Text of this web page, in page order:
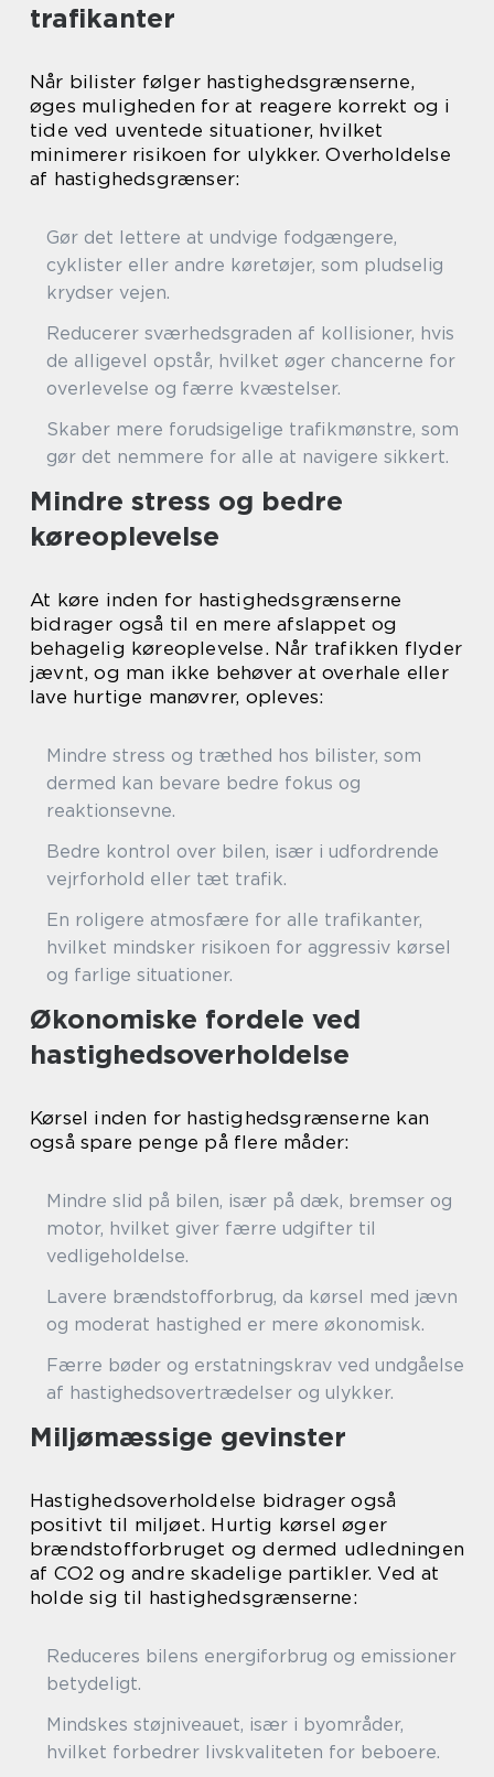
trafikanter
Når bilister følger hastighedsgrænserne,
øges muligheden for at reagere korrekt og i
tide ved uventede situationer, hvilket
minimerer risikoen for ulykker. Overholdelse
af hastighedsgrænser:
Gør det lettere at undvige fodgængere,
cyklister eller andre køretøjer, som pludselig
krydser vejen.
Reducerer sværhedsgraden af kollisioner, hvis
de alligevel opstår, hvilket øger chancerne for
overlevelse og færre kvæstelser.
Skaber mere forudsigelige trafikmønstre, som
gør det nemmere for alle at navigere sikkert.
Mindre stress og bedre
køreoplevelse
At køre inden for hastighedsgrænserne
bidrager også til en mere afslappet og
behagelig køreoplevelse. Når trafikken flyder
jævnt, og man ikke behøver at overhale eller
lave hurtige manøvrer, opleves:
Mindre stress og træthed hos bilister, som
dermed kan bevare bedre fokus og
reaktionsevne.
Bedre kontrol over bilen, især i udfordrende
vejrforhold eller tæt trafik.
En roligere atmosfære for alle trafikanter,
hvilket mindsker risikoen for aggressiv kørsel
og farlige situationer.
Økonomiske fordele ved
hastighedsoverholdelse
Kørsel inden for hastighedsgrænserne kan
også spare penge på flere måder:
Mindre slid på bilen, især på dæk, bremser og
motor, hvilket giver færre udgifter til
vedligeholdelse.
Lavere brændstofforbrug, da kørsel med jævn
og moderat hastighed er mere økonomisk.
Færre bøder og erstatningskrav ved undgåelse
af hastighedsovertrædelser og ulykker.
Miljømæssige gevinster
Hastighedsoverholdelse bidrager også
positivt til miljøet. Hurtig kørsel øger
brændstofforbruget og dermed udledningen
af CO2 og andre skadelige partikler. Ved at
holde sig til hastighedsgrænserne:
Reduceres bilens energiforbrug og emissioner
betydeligt.
Mindskes støjniveauet, især i byområder,
hvilket forbedrer livskvaliteten for beboere.